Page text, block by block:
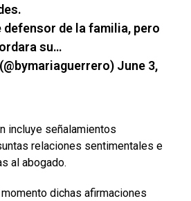
defensor de la familia, pero
su…
June 3,
incluye señalamientos
relaciones sentimentales e
al abogado.
dichas afirmaciones